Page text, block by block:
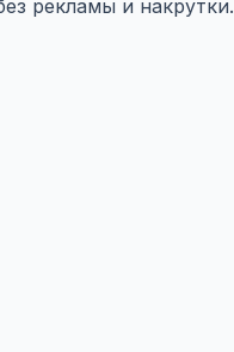
рекламы и накрутки.